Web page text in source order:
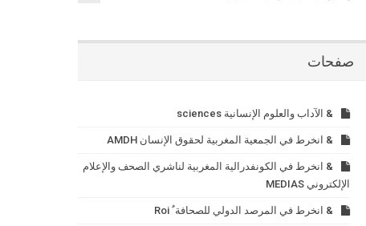
صفحات
& الآداب والعلوم الإنسانية sciences
& انخرط في الجمعية المغربية لحقوق الإنسان AMDH
& انخرط في الكونفدرالية المغربية لناشري الصحف والإعلام
الإلكتروني MEDIAS
& انخرط في المرصد الدولي للصحافة ٌ Roi